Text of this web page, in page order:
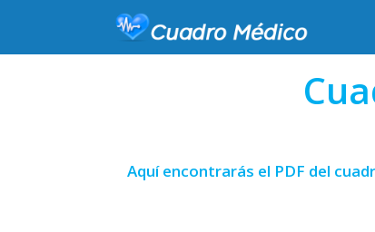
Aquí encontrarás el PDF del